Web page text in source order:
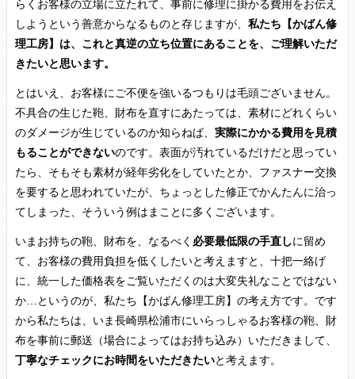
らくお客様の立場に立たれて、事前に修理に掛かる費用をお伝え
しようという善意からなるものと存じますが、 私たち【かばん修
理工房】は、これと真逆の立ち位置にあることを、ご理解いただ
きたいと思います。
とはいえ、お客様にご不便を強いるつもりは毛頭ございません。
不具合の生じた鞄、財布を直すにあたっては、素材にどれくらい
のダメージが生じているのか知らねば、 実際にかかる費用を見積
もることができないのです。表面が汚れているだけだと思ってい
たら、そもそも素材が経年劣化をしていたとか、ファスナー交換
を要すると思われていたが、ちょっとした修正でかんたんに治っ
てしまった、そういう例はまことに多くございます。
いまお持ちの鞄、財布を、なるべく 必要最低限の手直しに留め
て、お客様の費用負担を低くしたいと考えますと、十把一絡げ
に、統一した価格表をご覧いただくのは大変失礼なことではない
か…というのが、私たち【かばん修理工房】の考え方です。です
から私たちは、いま長崎県松浦市にいらっしゃるお客様の鞄、財
布を事前に郵送（場合によってはお持ち込み）いただきまして、
丁寧なチェックにお時間をいただきたいと考えます。